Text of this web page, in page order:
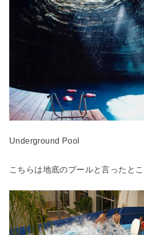
Underground Pool
こちらは地底のプールと言ったとこ